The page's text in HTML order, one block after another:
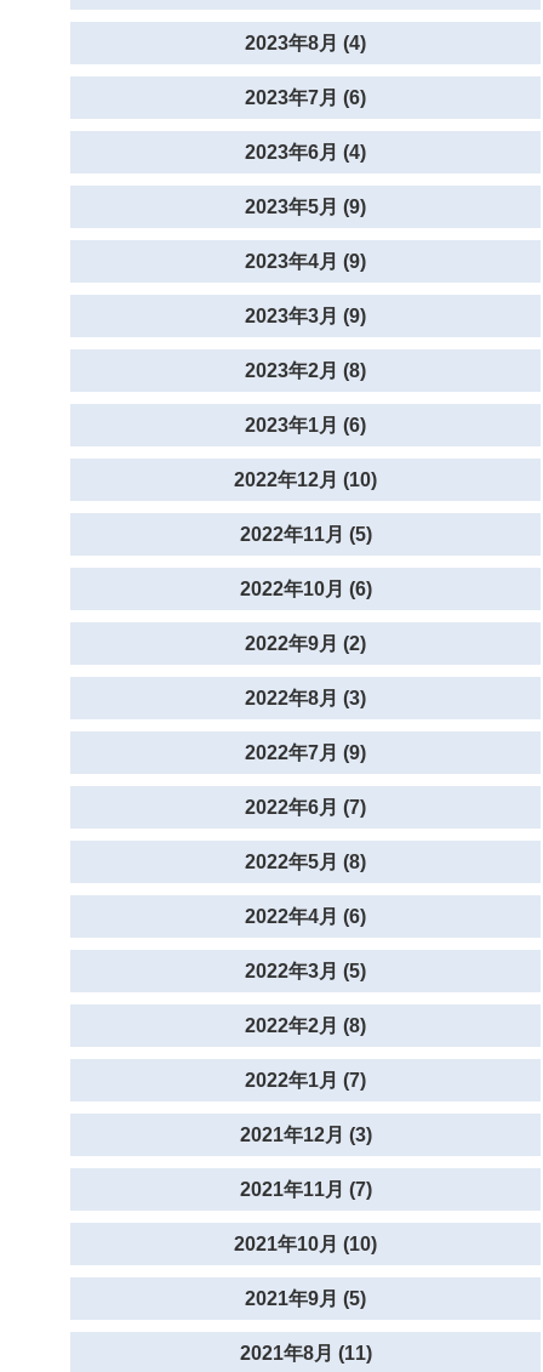
2023年8月 (4)
2023年7月 (6)
2023年6月 (4)
2023年5月 (9)
2023年4月 (9)
2023年3月 (9)
2023年2月 (8)
2023年1月 (6)
2022年12月 (10)
2022年11月 (5)
2022年10月 (6)
2022年9月 (2)
2022年8月 (3)
2022年7月 (9)
2022年6月 (7)
2022年5月 (8)
2022年4月 (6)
2022年3月 (5)
2022年2月 (8)
2022年1月 (7)
2021年12月 (3)
2021年11月 (7)
2021年10月 (10)
2021年9月 (5)
2021年8月 (11)